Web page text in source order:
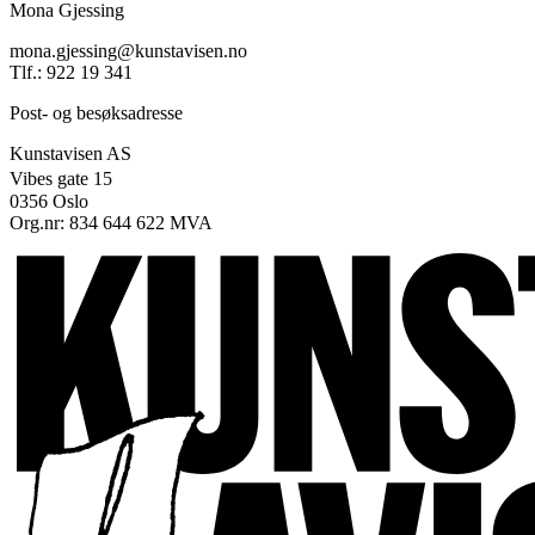
Mona Gjessing
mona.gjessing@kunstavisen.no
Tlf.: 922 19 341
Post- og besøksadresse
Kunstavisen AS
Vibes gate 15
0356 Oslo
Org.nr: 834 644 622 MVA